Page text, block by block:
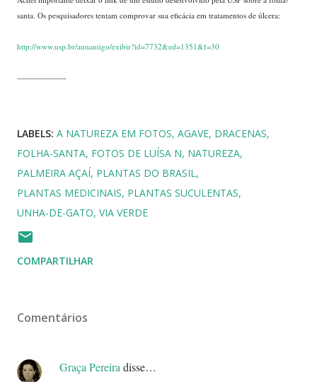
santa. Os pesquisadores tentam comprovar sua eficácia em tratamentos de úlcera:
http://www.usp.br/aunantigo/exibir?id=7732&ed=1351&f=30
——————-
LABELS: A NATUREZA EM FOTOS AGAVE DRACENAS
FOLHA-SANTA FOTOS DE LUÍSA N NATUREZA
PALMEIRA AÇAÍ PLANTAS DO BRASIL
PLANTAS MEDICINAIS PLANTAS SUCULENTAS
UNHA-DE-GATO VIA VERDE
COMPARTILHAR
Comentários
Graça Pereira disse…